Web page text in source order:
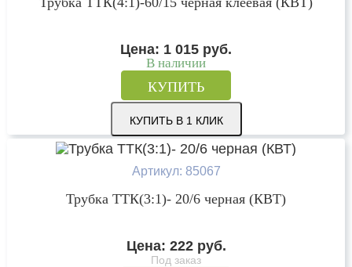
Цена: 1 015 руб.
В наличии
КУПИТЬ
КУПИТЬ В 1 КЛИК
Артикул: 85067
Трубка ТТК(3:1)- 20/6 черная (КВТ)
Цена: 222руб.
Под заказ